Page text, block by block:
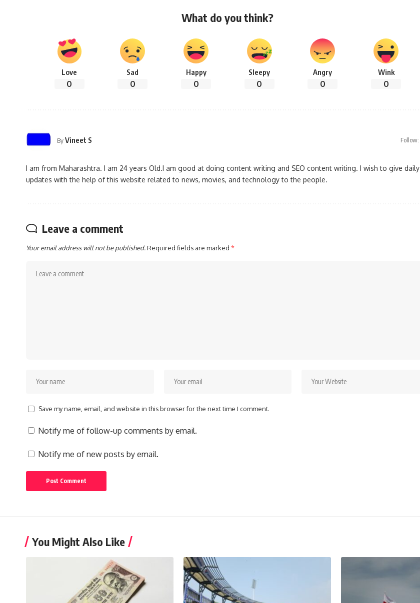
What do you think?
Love
0
Sad
0
Happy
0
Sleepy
0
Angry
0
Wink
0
ByVineet S Follow:
I am from Maharashtra. I am 24 years Old.I am good at doing content writing and SEO content writing. I wish to give daily
updates with the help of this website related to news, movies, and technology to the people.
Leave a comment
Your email address will not be published.Required fields are marked *
Save my name, email, and website in this browser for the next time I comment.
Notify me of follow-up comments by email.
Notify me of new posts by email.
You Might Also Like